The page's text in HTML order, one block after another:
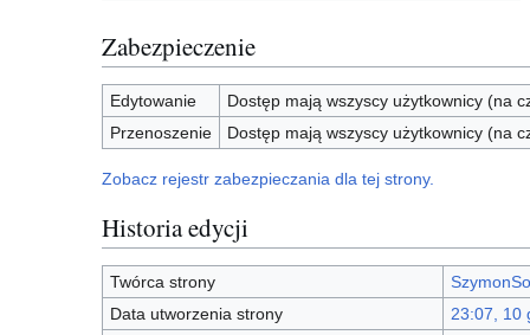
Zabezpieczenie
Edytowanie
Dostęp mają wszyscy użytkownicy (na
Przenoszenie
Dostęp mają wszyscy użytkownicy (na
Zobacz rejestr zabezpieczania dla tej strony.
Historia edycji
Twórca strony
Data utworzenia strony
23:07, 10